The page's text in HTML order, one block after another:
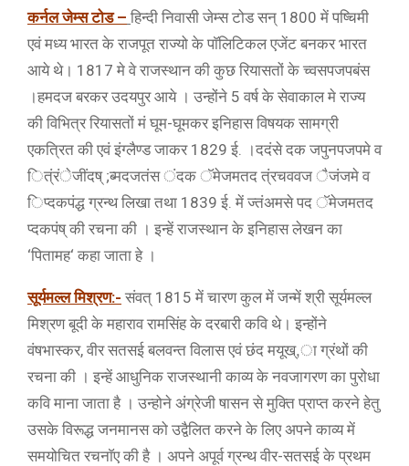
कर्नल जेम्स टोड – हिन्दी निवासी जेम्स टोड सन् 1800 में पष्चिमी
एवं मध्य भारत के राजपूत राज्यो के पाॅलिटिकल एजेंट बनकर भारत
आये थे। 1817 मे वे राजस्थान की कुछ रियासतों के च्वसपजपबंस
।हमदज बरकर उदयपुर आये । उन्होंने 5 वर्ष के सेवाकाल मे राज्य
की विभित्र रियासतों मं घूम-घूमकर इनिहास विषयक सामग्री
एकत्रित की एवं इंग्लैण्ड जाकर 1829 ई. ।ददंसे दक जपुनपजपमे व
ित्ंरंेजींदष् ;ब्मदजतंस ंदक ॅमेजमतद त्ंरचववज ैजंजमे व
िप्दकपंद्ध ग्रन्थ लिखा तथा 1839 ई. में ज्तंअमसे पद ॅमेजमतद
प्दकपंष् की रचना की । इन्हें राजस्थान के इनिहास लेखन का
‘पितामह‘ कहा जाता हे ।
सूर्यमल्ल मिश्रण:- संवत् 1815 में चारण कुल में जन्में श्री सूर्यमल्ल
मिश्रण बूदी के महाराव रामसिंह के दरबारी कवि थे। इन्होंने
वंषभास्कर, वीर सतसई बलवन्त विलास एवं छंद मयूख्,ा ग्रंथों की
रचना की । इन्हें आधुनिक राजस्थानी काव्य के नवजागरण का पुरोधा
कवि माना जाता है । उन्होने अंग्रेजी षासन से मुक्ति प्राप्त करने हेतु
उसके विरूद्ध जनमानस को उद्वैलित करने के लिए अपने काव्य में
समयोचित रचनाॅए की है । अपने अपूर्व ग्रन्थ वीर-सतसई के प्रथम